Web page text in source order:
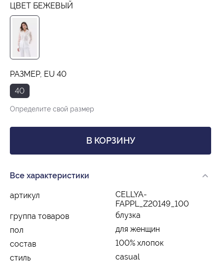
ЦВЕТ БЕЖЕВЫЙ
РАЗМЕР, EU 40
40
Определите свой размер
В КОРЗИНУ
Все характеристики
артикул
CELLYA-
FAPPL_Z20149_100
группа товаров
блузка
пол
для женщин
состав
100% хлопок
стиль
casual